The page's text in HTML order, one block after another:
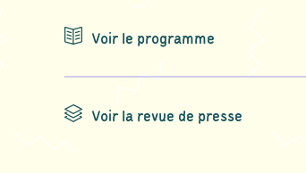
Voir le programme
Voir la revue de presse